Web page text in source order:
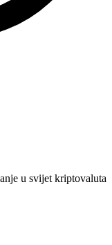
u svijet kriptovaluta